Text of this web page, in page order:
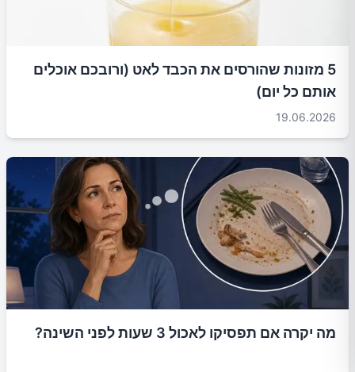
5 מזונות שהורסים את הכבד לאט (ורובכם אוכלים
אותם כל יום)
19.06.2026
מה יקרה אם תפסיקו לאכול 3 שעות לפני השינה?